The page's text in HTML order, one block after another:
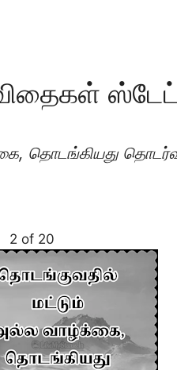
தொடங்கியது
2 of 20